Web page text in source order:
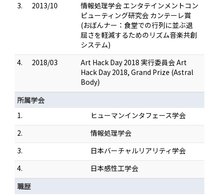
3.
2013/10
情報処理学会 エンタテインメントコン
ピューティング研究会 カンテーレ賞
(おぼんナー：食堂での行列に並ぶ退
屈さを軽減するためのリズム音楽共創
システム)
4.
2018/03
Art Hack Day 2018 実行委員会 Art
Hack Day 2018, Grand Prize (Astral
Body)
所属学会
1.
ヒューマンインタフェース学会
2.
情報処理学会
3.
日本バーチャルリアリティ学会
4.
日本感性工学会
職歴